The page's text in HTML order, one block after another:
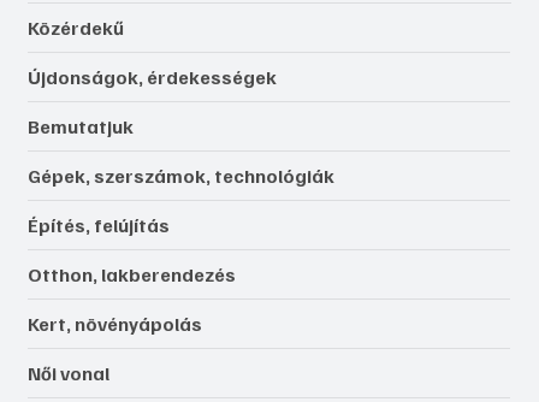
Közérdekű
Újdonságok, érdekességek
Bemutatjuk
Gépek, szerszámok, technológiák
Építés, felújítás
Otthon, lakberendezés
Kert, növényápolás
Női vonal